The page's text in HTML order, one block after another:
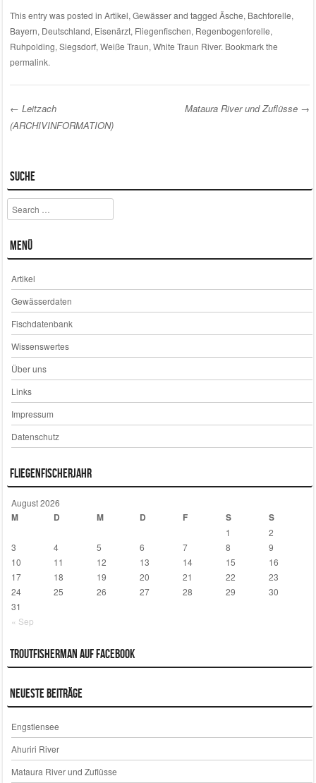
This entry was posted in Artikel, Gewässerand tagged Äsche, Bachforelle,
Bayern, Deutschland, Eisenärzt, Fliegenfischen, Regenbogenforelle,
Ruhpolding, Siegsdorf, Weiße Traun, White Traun River. Bookmark the
permalink.
Post navigation
← Leitzach
(ARCHIVINFORMATION)
Mataura River und Zuflüsse →
Suche
Search
Menü
Artikel
Gewässerdaten
Fischdatenbank
Wissenswertes
Über uns
Links
Impressum
Datenschutz
Fliegenfischerjahr
August 2026
M D M D F S S
« Sep
1
2
3
4 5 6 7 8
9
10
11 12 13 14 15
16
17
18 19 20 21 22
23
24
25 26 27 28 29
30
31
Troutfisherman auf Facebook
Neueste Beiträge
Engstlensee
Ahuriri River
Mataura River und Zuflüsse